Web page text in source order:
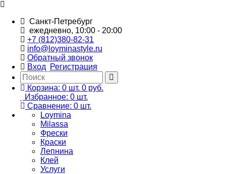
Санкт-Петребург
ежедневно, 10:00 - 20:00
+7 (812)380-82-31
info@loyminastyle.ru
Обратный звонок
Вход
Регистрация
Корзина: 0 шт. 0 руб.
Избранное: 0 шт.
Сравнение: 0 шт.
Loymina
Milassa
Фрески
Краски
Лепнина
Клей
Услуги